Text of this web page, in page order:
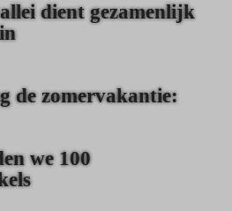
dient gezamenlijk
de zomervakantie:
we 100